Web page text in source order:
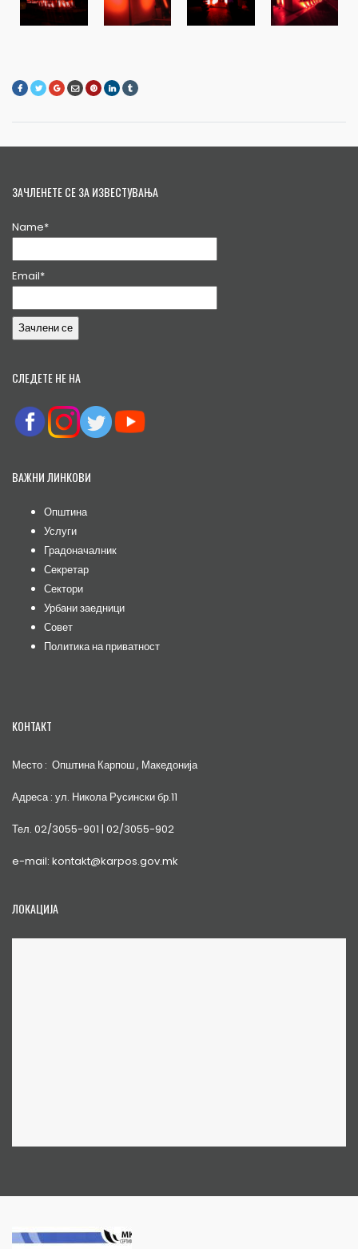
ЗАЧЛЕНЕТЕ СЕ ЗА ИЗВЕСТУВАЊА
Name*
Email*
СЛЕДЕТЕ НЕ НА
ВАЖНИ ЛИНКОВИ
Општина
Услуги
Градоначалник
Секретар
Сектори
Урбани заедници
Совет
Политика на приватност
КОНТАКТ
Место : Општина Карпош , Македонија
Адреса : ул. Никола Русински бр.11
Тел. 02/3055-901 | 02/3055-902
e-mail: kontakt@karpos.gov.mk
ЛОКАЦИЈА